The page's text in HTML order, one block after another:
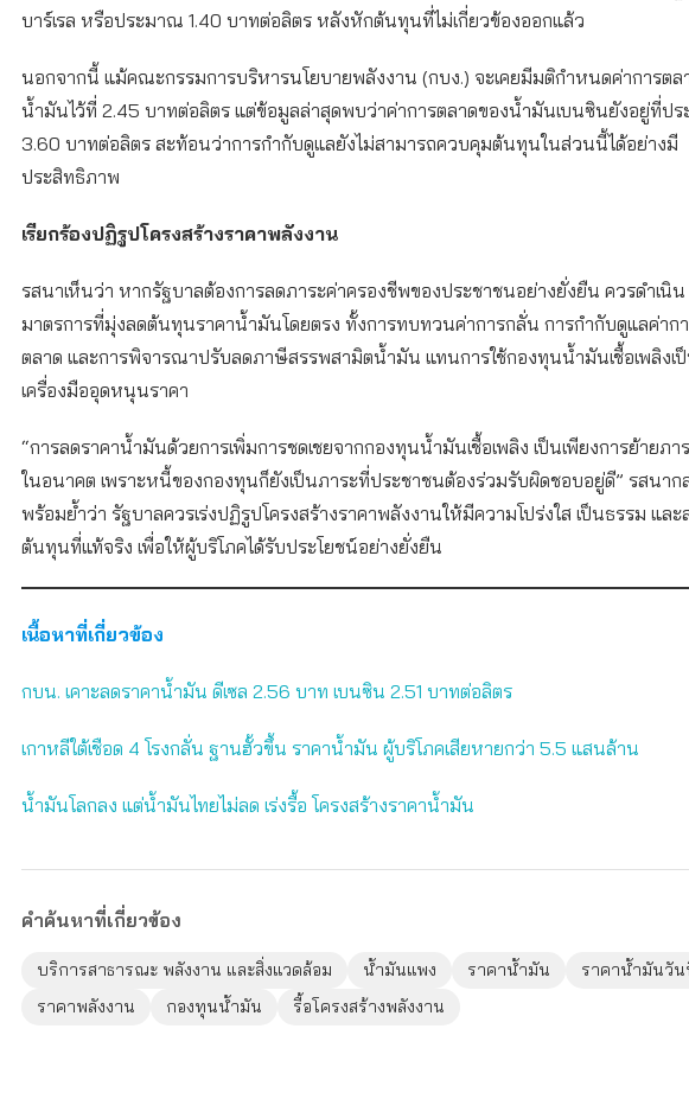
บาร์เรล หรือประมาณ 1.40 บาทต่อลิตร หลังหักต้นทุนที่ไม่เกี่ยวข้องออกแล้ว
นอกจากนี้ แม้คณะกรรมการบริหารนโยบายพลังงาน (กบง.) จะเคยมีมติกำหนดค่าการตล
น้ำมันไว้ที่ 2.45 บาทต่อลิตร แต่ข้อมูลล่าสุดพบว่าค่าการตลาดของน้ำมันเบนซินยังอยู่ที่ป
3.60 บาทต่อลิตร สะท้อนว่าการกำกับดูแลยังไม่สามารถควบคุมต้นทุนในส่วนนี้ได้อย่างมี
ประสิทธิภาพ
เรียกร้องปฏิรูปโครงสร้างราคาพลังงาน
รสนาเห็นว่า หากรัฐบาลต้องการลดภาระค่าครองชีพของประชาชนอย่างยั่งยืน ควรดำเนิน
มาตรการที่มุ่งลดต้นทุนราคาน้ำมันโดยตรง ทั้งการทบทวนค่าการกลั่น การกำกับดูแลค่าก
ตลาด และการพิจารณาปรับลดภาษีสรรพสามิตน้ำมัน แทนการใช้กองทุนน้ำมันเชื้อเพลิงเ
เครื่องมืออุดหนุนราคา
“การลดราคาน้ำมันด้วยการเพิ่มการชดเชยจากกองทุนน้ำมันเชื้อเพลิง เป็นเพียงการย้ายภา
ในอนาคต เพราะหนี้ของกองทุนก็ยังเป็นภาระที่ประชาชนต้องร่วมรับผิดชอบอยู่ดี” รสนาก
พร้อมย้ำว่า รัฐบาลควรเร่งปฏิรูปโครงสร้างราคาพลังงานให้มีความโปร่งใส เป็นธรรม แล
ต้นทุนที่แท้จริง เพื่อให้ผู้บริโภคได้รับประโยชน์อย่างยั่งยืน
เนื้อหาที่เกี่ยวข้อง
กบน. เคาะลดราคาน้ำมัน ดีเซล 2.56 บาท เบนซิน 2.51 บาทต่อลิตร
เกาหลีใต้เชือด 4 โรงกลั่น ฐานฮั้วขึ้น ราคาน้ำมัน ผู้บริโภคเสียหายกว่า 5.5 แสนล้าน
น้ำมันโลกลง แต่น้ำมันไทยไม่ลด เร่งรื้อ โครงสร้างราคาน้ำมัน
คำค้นหาที่เกี่ยวข้อง
บริการสาธารณะ พลังงาน และสิ่งแวดล้อม น้ำมันแพง ราคาน้ำมัน
ราคาน้ำมันวั
ราคาพลังงาน
กองทุนน้ำมัน รื้อโครงสร้างพลังงาน